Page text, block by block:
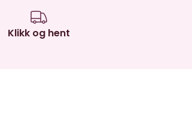
Klikk og hent